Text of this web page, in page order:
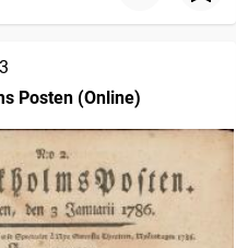
Posten (Online)